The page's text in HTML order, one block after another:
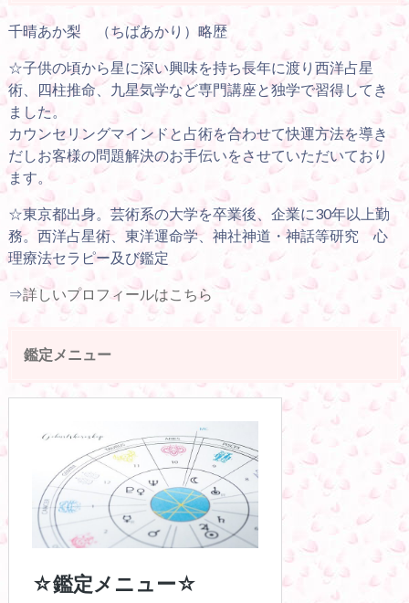
千晴あか梨 （ちばあかり）略歴
☆子供の頃から星に深い興味を持ち長年に渡り西洋占星
術、四柱推命、九星気学など専門講座と独学で習得してき
ました。
カウンセリングマインドと占術を合わせて快運方法を導き
だしお客様の問題解決のお手伝いをさせていただいており
ます。
☆東京都出身。芸術系の大学を卒業後、企業に30年以上勤
務。西洋占星術、東洋運命学、神社神道・神話等研究 心
理療法セラピー及び鑑定
⇒詳しいプロフィールはこちら
鑑定メニュー